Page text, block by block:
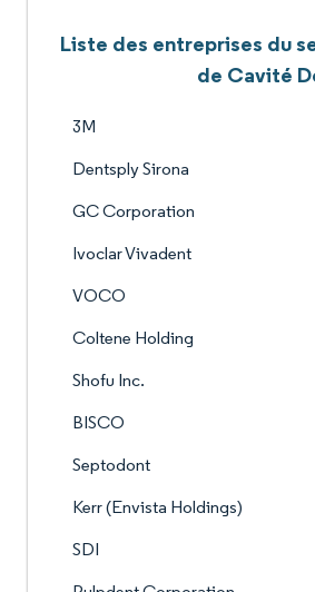
Liste des entreprises du
de Cavité
3M
Dentsply Sirona
GC Corporation
Ivoclar Vivadent
VOCO
Coltene Holding
Shofu Inc.
BISCO
Septodont
Kerr (Envista Holdings)
SDI